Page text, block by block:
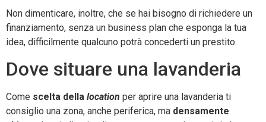
Non dimenticare, inoltre, che se hai bisogno di richiedere un
finanziamento, senza un business plan che esponga la tua
idea, difficilmente qualcuno potrà concederti un prestito.
Dove situare una lavanderia
Come scelta della location per aprire una lavanderia ti
consiglio una zona, anche periferica, ma densamente